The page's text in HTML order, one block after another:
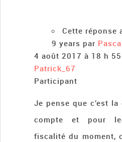
Cette réponse
9 years par
4 août 2017 à 18 h
Patrick_67
Participant
Je pense que c’est
compte et pour
fiscalité du moment,